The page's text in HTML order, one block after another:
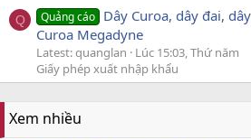
Q Quảng cáo Dây Curoa, dây đai,
Curoa Megadyne
Latest: quanglan
Lúc 15:03, Thứ năm
Giấy phép xuất nhập khẩu
Xem nhiều